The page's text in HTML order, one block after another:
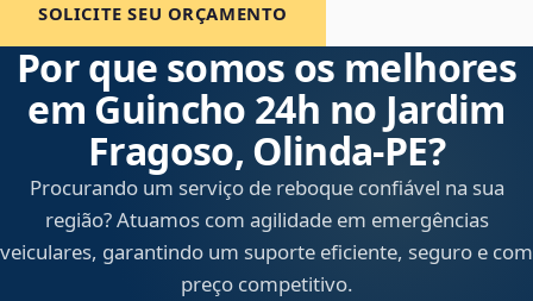
SOLICITE SEU ORÇAMENTO
Por que somos os melhores
em Guincho 24h no Jardim
Fragoso, Olinda‑PE?
Procurando um serviço de reboque confiável na sua
região? Atuamos com agilidade em emergências
veiculares, garantindo um suporte eficiente, seguro e com
preço competitivo.